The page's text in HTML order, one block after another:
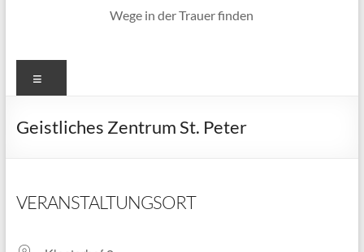
Wege in der Trauer finden
Geistliches Zentrum St. Peter
VERANSTALTUNGSORT